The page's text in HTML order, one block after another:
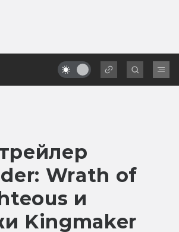
Wrath of
и
Kingmaker